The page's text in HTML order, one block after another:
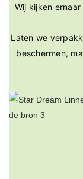
Wij kijken
Laten we
beschermen,